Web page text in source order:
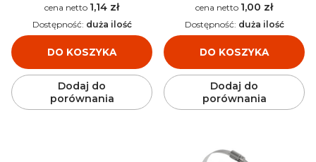
Cena 1,14 zł
DO KOSZYKA
Dostępność: duża ilość
Dodaj do
porównania
Cena 1,00 zł
DO KOSZYKA
Dostępność: duża ilość
Dodaj do
porównania